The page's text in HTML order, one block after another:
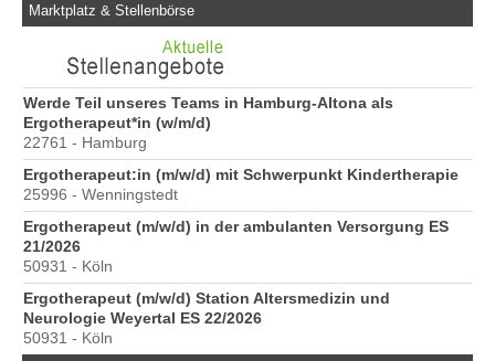
Marktplatz & Stellenbörse
Werde Teil unseres Teams in Hamburg-Altona als
Ergotherapeut*in (w/m/d)
22761 - Hamburg
Ergotherapeut:in (m/w/d) mit Schwerpunkt Kindertherapie
25996 - Wenningstedt
Ergotherapeut (m/w/d) in der ambulanten Versorgung ES
21/2026
50931 - Köln
Ergotherapeut (m/w/d) Station Altersmedizin und
Neurologie Weyertal ES 22/2026
50931 - Köln